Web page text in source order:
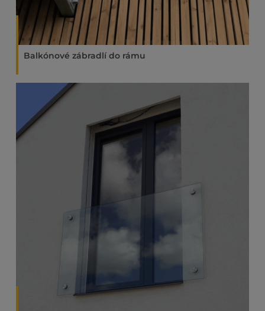
Balkónové zábradlí do rámu